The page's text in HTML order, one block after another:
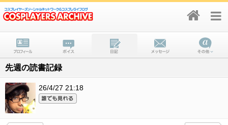
先週の読書記録
26/4/27 21:18